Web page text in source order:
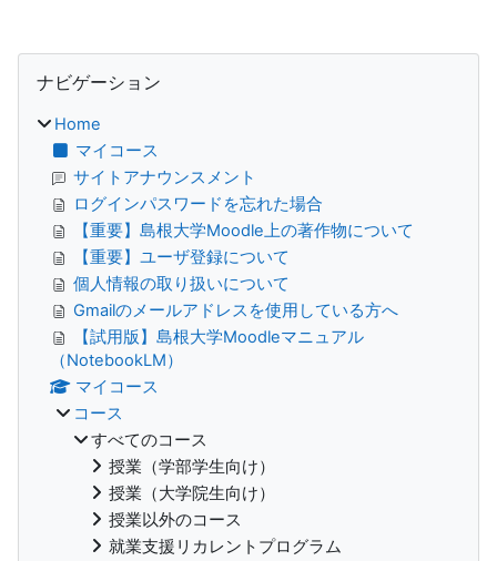
ブロック
ナビゲーション
Home
マイコース
サイトアナウンスメント
ログインパスワードを忘れた場合
【重要】島根大学Moodle上の著作物について
【重要】ユーザ登録について
個人情報の取り扱いについて
Gmailのメールアドレスを使用している方へ
【試用版】島根大学Moodleマニュアル
（NotebookLM）
マイコース
コース
すべてのコース
授業（学部学生向け）
授業（大学院生向け）
授業以外のコース
就業支援リカレントプログラム